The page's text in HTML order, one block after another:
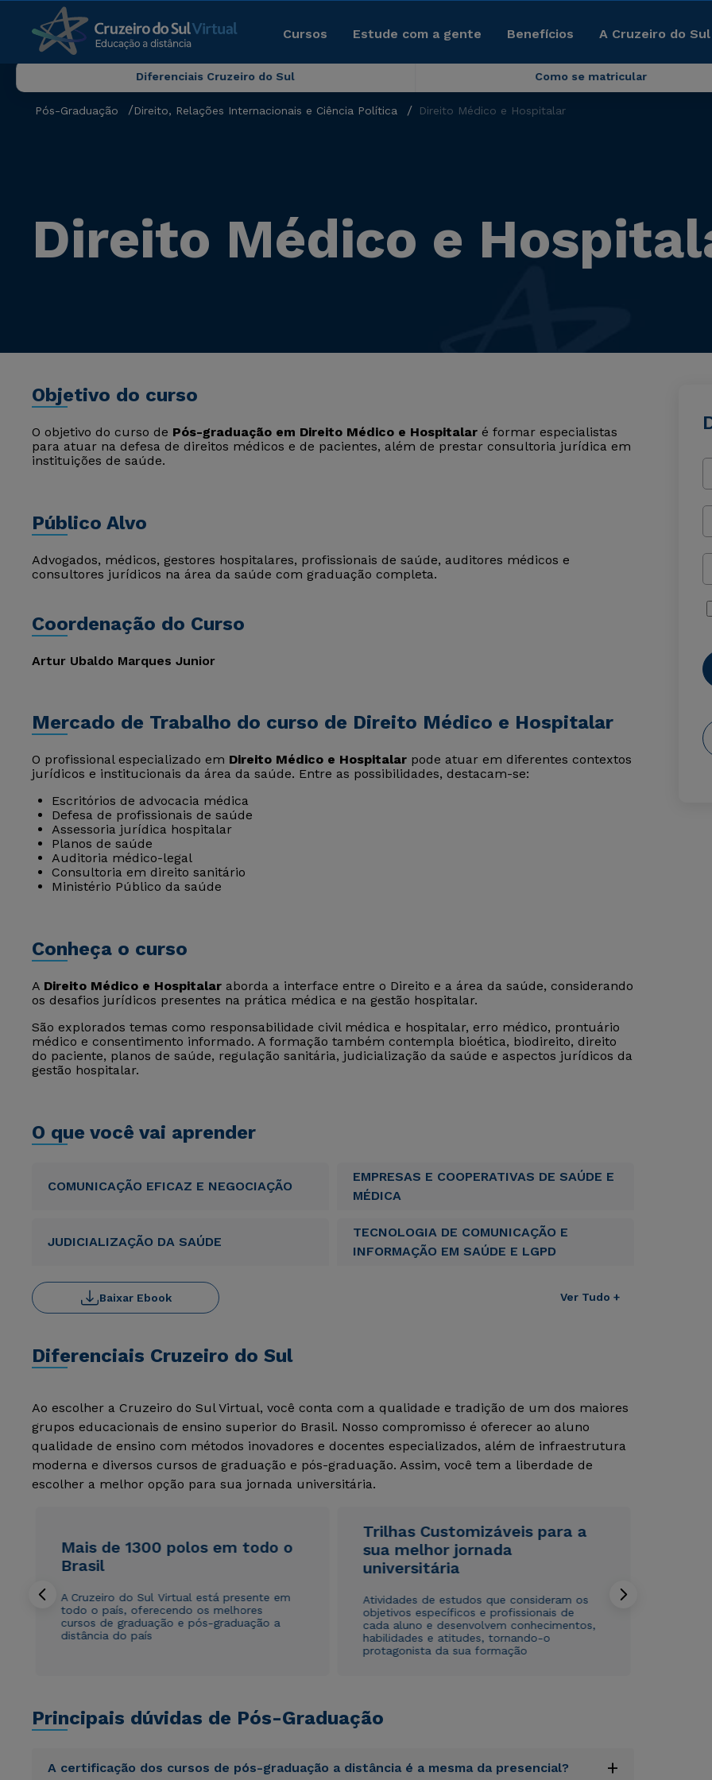
Cursos Estude com a gente Benefícios A Cruzeiro do
Diferenciais Cruzeiro do Sul Como se matricular
Pós-Graduação Direito, Relações Internacionais e Ciência Política Direito Médico e Hospitalar
Direito Médico e
Objetivo do curso
O objetivo do curso de Pós-graduação em Direito Médico e Hospitalar é formar especialistas
para atuar na defesa de direitos médicos e de pacientes, além de prestar consultoria jurídica em
instituições de saúde.
Público Alvo
Advogados, médicos, gestores hospitalares, profissionais de saúde, auditores médicos e
consultores jurídicos na área da saúde com graduação completa.
Coordenação do Curso
Artur Ubaldo Marques Junior
Mercado de Trabalho do curso de Direito Médico e Hospitalar
O profissional especializado em Direito Médico e Hospitalar pode atuar em diferentes contextos
jurídicos e institucionais da área da saúde. Entre as possibilidades, destacam-se:
Escritórios de advocacia médica
Defesa de profissionais de saúde
Assessoria jurídica hospitalar
Planos de saúde
Auditoria médico-legal
Consultoria em direito sanitário
Ministério Público da saúde
Conheça o curso
A Direito Médico e Hospitalar aborda a interface entre o Direito e a área da saúde, considerando
os desafios jurídicos presentes na prática médica e na gestão hospitalar.
São explorados temas como responsabilidade civil médica e hospitalar, erro médico, prontuário
médico e consentimento informado. A formação também contempla bioética, biodireito, direito
do paciente, planos de saúde, regulação sanitária, judicialização da saúde e aspectos jurídicos da
gestão hospitalar.
O que você vai aprender
COMUNICAÇÃO EFICAZ E NEGOCIAÇÃO
EMPRESAS E COOPERATIVAS DE SAÚDE E
MÉDICA
JUDICIALIZAÇÃO DA SAÚDE
TECNOLOGIA DE COMUNICAÇÃO E
INFORMAÇÃO EM SAÚDE E LGPD
Ver Tudo +
Baixar Ebook
Diferenciais Cruzeiro do Sul
Ao escolher a Cruzeiro do Sul Virtual, você conta com a qualidade e tradição de um dos maiores
grupos educacionais de ensino superior do Brasil. Nosso compromisso é oferecer ao aluno
qualidade de ensino com métodos inovadores e docentes especializados, além de infraestrutura
moderna e diversos cursos de graduação e pós-graduação. Assim, você tem a liberdade de
escolher a melhor opção para sua jornada universitária.
Mais de 1300 polos em todo o
Brasil
A Cruzeiro do Sul Virtual está presente em
todo o país, oferecendo os melhores
cursos de graduação e pós-graduação a
distância do país
Trilhas Customizáveis para a
sua melhor jornada
universitária
Atividades de estudos que consideram os
objetivos específicos e profissionais de
cada aluno e desenvolvem conhecimentos,
habilidades e atitudes, tornando-o
protagonista da sua formação
Principais dúvidas de Pós-Graduação
A certificação dos cursos de pós-graduação a distância é a mesma da presencial? +
Rápido e fácil
WhatsApp
ou
Rápido e fácil
WhatsApp
ou